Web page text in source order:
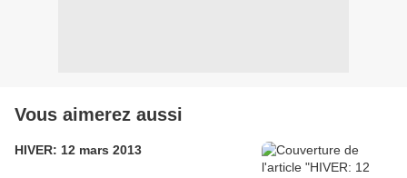
Vous aimerez aussi
HIVER: 12 mars 2013